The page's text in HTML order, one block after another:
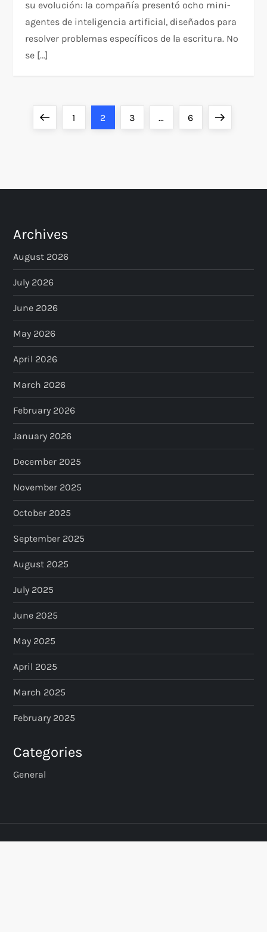
su evolución: la compañía presentó ocho mini-
agentes de inteligencia artificial, diseñados para
resolver problemas específicos de la escritura. No
se […]
s
p
a
g
i
n
a
t
i
o
n
PreviousPage
1 Page
2 Page
3 … Page
6 Next
Archives
August 2026
July 2026
June 2026
May 2026
April 2026
March 2026
February 2026
January 2026
December 2025
November 2025
October 2025
September 2025
August 2025
July 2025
June 2025
May 2025
April 2025
March 2025
February 2025
Categories
General